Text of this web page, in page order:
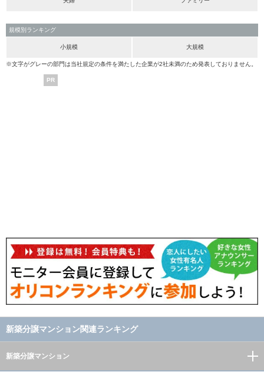
規模別ランキング
小規模 大規模
※文字がグレーの部門は当社規定の条件を満たした企業が2社未満のため発表しておりません。
PR
新築分譲マンション関連ランキング
新築分譲マンション